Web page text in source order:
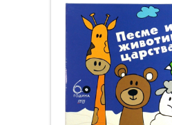
TRILERI
UMETNOST